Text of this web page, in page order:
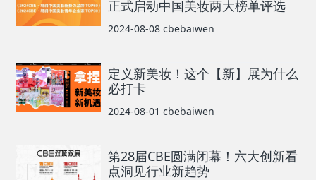
正式启动中国美妆两大榜单评选
2024-08-08 cbebaiwen
定义新美妆！这个【新】展为什么
必打卡
2024-08-01 cbebaiwen
第28届CBE圆满闭幕！六大创新看
点洞见行业新趋势